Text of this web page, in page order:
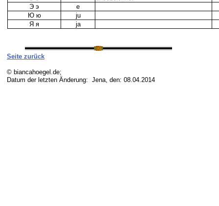
Э э
e
Ю ю
ju
Я я
ja
Seite zurück
© biancahoegel.de;
Datum der letzten Änderung: Jena, den: 08.04.2014